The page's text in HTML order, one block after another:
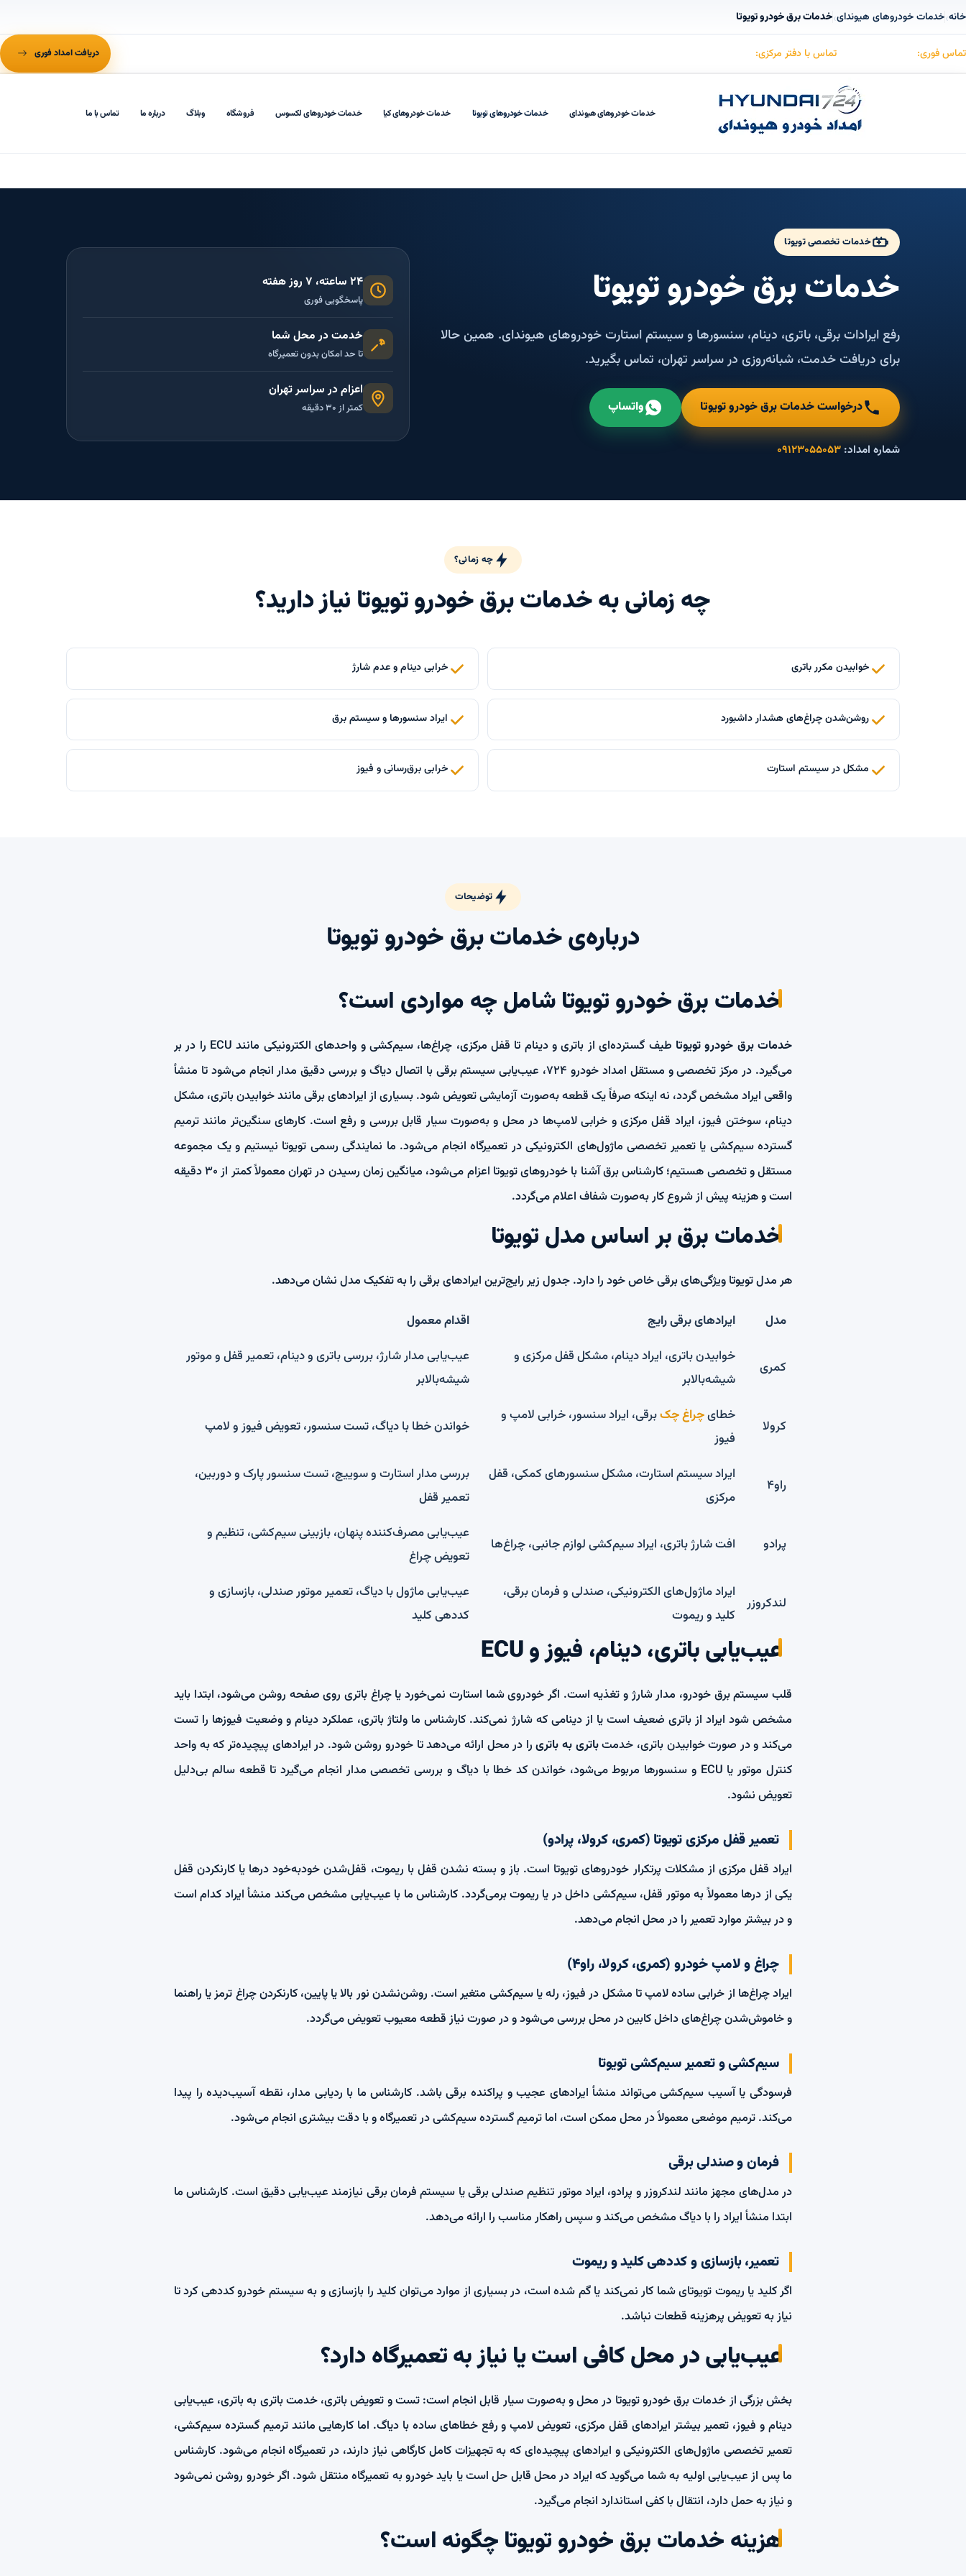
خانه›خدمات خودروهای هیوندای›خدمات برق خودرو تویوتا
تماس فوری: تماس با دفتر مرکزی: دریافت امداد فوری
خدمات خودروهای هیوندای خدمات خودروهای تویوتا خدمات خودروهای کیا خدمات خودروهای لکسوس فروشگاه وبلاگ درباره ما تماس با ما
خدمات تخصصی تویوتا
خدمات برق خودرو تویوتا
رفع ایرادات برقی، باتری، دینام، سنسورها و سیستم استارت خودروهای هیوندای. همین حالا
برای دریافت خدمت، شبانه‌روزی در سراسر تهران، تماس بگیرید.
درخواست خدمات برق خودرو تویوتا واتساپ
شماره امداد: ۰۹۱۲۳۰۵۵۰۵۳
۲۴ ساعته، ۷ روز هفته
پاسخگویی فوری
خدمت در محل شما
تا حد امکان بدون تعمیرگاه
اعزام در سراسر تهران
کمتر از ۳۰ دقیقه
چه زمانی؟
چه زمانی به خدمات برق خودرو تویوتا نیاز دارید؟
خوابیدن مکرر باتری خرابی دینام و عدم شارژ
روشن‌شدن چراغ‌های هشدار داشبورد ایراد سنسورها و سیستم برق
مشکل در سیستم استارت خرابی برق‌رسانی و فیوز
توضیحات
درباره‌ی خدمات برق خودرو تویوتا
خدمات برق خودرو تویوتا شامل چه مواردی است؟
خدمات برق خودرو تویوتا
طیف گسترده‌ای از باتری و دینام تا قفل مرکزی، چراغ‌ها، سیم‌کشی و واحدهای الکترونیکی مانند ECU را در بر
می‌گیرد. در مرکز تخصصی و مستقل امداد خودرو ۷۲۴، عیب‌یابی سیستم برقی با اتصال دیاگ و بررسی دقیق مدار انجام می‌شود تا منشأ
واقعی ایراد مشخص گردد، نه اینکه صرفاً یک قطعه به‌صورت آزمایشی تعویض شود. بسیاری از ایرادهای برقی مانند خوابیدن باتری، مشکل
دینام، سوختن فیوز، ایراد قفل مرکزی و خرابی لامپ‌ها در محل و به‌صورت سیار قابل بررسی و رفع است. کارهای سنگین‌تر مانند ترمیم
گسترده سیم‌کشی یا تعمیر تخصصی ماژول‌های الکترونیکی در تعمیرگاه انجام می‌شود. ما نمایندگی رسمی تویوتا نیستیم و یک مجموعه
مستقل و تخصصی هستیم؛ کارشناس برق آشنا با خودروهای تویوتا اعزام می‌شود، میانگین زمان رسیدن در تهران معمولاً کمتر از ۳۰ دقیقه
است و هزینه پیش از شروع کار به‌صورت شفاف اعلام می‌گردد.
خدمات برق بر اساس مدل تویوتا
هر مدل تویوتا ویژگی‌های برقی خاص خود را دارد. جدول زیر رایج‌ترین ایرادهای برقی را به تفکیک مدل نشان می‌دهد.
مدل ایرادهای برقی رایج اقدام معمول
کمری
خوابیدن باتری، ایراد دینام، مشکل قفل مرکزی و
شیشه‌بالابر
عیب‌یابی مدار شارژ، بررسی باتری و دینام، تعمیر قفل و موتور
شیشه‌بالابر
کرولا
خطایچراغ چکبرقی، ایراد سنسور، خرابی لامپ و
فیوز
خواندن خطا با دیاگ، تست سنسور، تعویض فیوز و لامپ
راو۴
ایراد سیستم استارت، مشکل سنسورهای کمکی، قفل
مرکزی
بررسی مدار استارت و سوییچ، تست سنسور پارک و دوربین،
تعمیر قفل
پرادو افت شارژ باتری، ایراد سیم‌کشی لوازم جانبی، چراغ‌ها
عیب‌یابی مصرف‌کننده پنهان، بازبینی سیم‌کشی، تنظیم و
تعویض چراغ
لندکروزر
ایراد ماژول‌های الکترونیکی، صندلی و فرمان برقی،
کلید و ریموت
عیب‌یابی ماژول با دیاگ، تعمیر موتور صندلی، بازسازی و
کددهی کلید
عیب‌یابی باتری، دینام، فیوز و ECU
قلب سیستم برق خودرو، مدار شارژ و تغذیه است. اگر خودروی شما استارت نمی‌خورد یا چراغ باتری روی صفحه روشن می‌شود، ابتدا باید
مشخص شود ایراد از باتری ضعیف است یا از دینامی که شارژ نمی‌کند. کارشناس ما ولتاژ باتری، عملکرد دینام و وضعیت فیوزها را تست
می‌کند و در صورت خوابیدن باتری، خدمتباتری به باتریرا در محل ارائه می‌دهد تا خودرو روشن شود. در ایرادهای پیچیده‌تر که به واحد
کنترل موتور یا ECU و سنسورها مربوط می‌شود، خواندن کد خطا با دیاگ و بررسی تخصصی مدار انجام می‌گیرد تا قطعه سالم بی‌دلیل
تعویض نشود.
تعمیر قفل مرکزی تویوتا (کمری، کرولا، پرادو)
ایراد قفل مرکزی از مشکلات پرتکرار خودروهای تویوتا است. باز و بسته نشدن قفل با ریموت، قفل‌شدن خودبه‌خود درها یا کارنکردن قفل
یکی از درها معمولاً به موتور قفل، سیم‌کشی داخل در یا ریموت برمی‌گردد. کارشناس ما با عیب‌یابی مشخص می‌کند منشأ ایراد کدام است
و در بیشتر موارد تعمیر را در محل انجام می‌دهد.
چراغ و لامپ خودرو (کمری، کرولا، راو۴)
ایراد چراغ‌ها از خرابی ساده لامپ تا مشکل در فیوز، رله یا سیم‌کشی متغیر است. روشن‌نشدن نور بالا یا پایین، کارنکردن چراغ ترمز یا راهنما
و خاموش‌شدن چراغ‌های داخل کابین در محل بررسی می‌شود و در صورت نیاز قطعه معیوب تعویض می‌گردد.
سیم‌کشی و تعمیر سیم‌کشی تویوتا
فرسودگی یا آسیب سیم‌کشی می‌تواند منشأ ایرادهای عجیب و پراکنده برقی باشد. کارشناس ما با ردیابی مدار، نقطه آسیب‌دیده را پیدا
می‌کند. ترمیم موضعی معمولاً در محل ممکن است، اما ترمیم گسترده سیم‌کشی در تعمیرگاه و با دقت بیشتری انجام می‌شود.
فرمان و صندلی برقی
در مدل‌های مجهز مانند لندکروزر و پرادو، ایراد موتور تنظیم صندلی برقی یا سیستم فرمان برقی نیازمند عیب‌یابی دقیق است. کارشناس ما
ابتدا منشأ ایراد را با دیاگ مشخص می‌کند و سپس راهکار مناسب را ارائه می‌دهد.
تعمیر، بازسازی و کددهی کلید و ریموت
اگر کلید یا ریموت تویوتای شما کار نمی‌کند یا گم شده است، در بسیاری از موارد می‌توان کلید را بازسازی و به سیستم خودرو کددهی کرد تا
نیاز به تعویض پرهزینه قطعات نباشد.
عیب‌یابی در محل کافی است یا نیاز به تعمیرگاه دارد؟
بخش بزرگی از خدمات برق خودرو تویوتا در محل و به‌صورت سیار قابل انجام است: تست و تعویض باتری، خدمت باتری به باتری، عیب‌یابی
دینام و فیوز، تعمیر بیشتر ایرادهای قفل مرکزی، تعویض لامپ و رفع خطاهای ساده با دیاگ. اما کارهایی مانند ترمیم گسترده سیم‌کشی،
تعمیر تخصصی ماژول‌های الکترونیکی و ایرادهای پیچیده‌ای که به تجهیزات کامل کارگاهی نیاز دارند، در تعمیرگاه انجام می‌شود. کارشناس
ما پس از عیب‌یابی اولیه به شما می‌گوید که ایراد در محل قابل حل است یا باید خودرو به تعمیرگاه منتقل شود. اگر خودرو روشن نمی‌شود
و نیاز به حمل دارد، انتقال با کفی استاندارد انجام می‌گیرد.
هزینه خدمات برق خودرو تویوتا چگونه است؟